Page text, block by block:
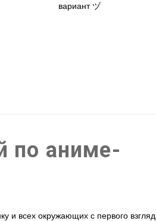
вариант ヅ
по аниме-
и всех окружающих с первого